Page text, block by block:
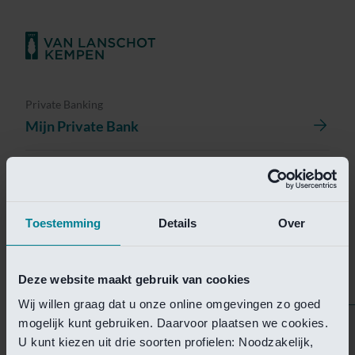
Toestemming Details Over
Deze website maakt gebruik van cookies
Wij willen graag dat u onze online omgevingen zo goed
mogelijk kunt gebruiken. Daarvoor plaatsen we cookies.
U kunt kiezen uit drie soorten profielen: Noodzakelijk,
Private Banking
Mijn Private Bank
Helaas is deze pagina